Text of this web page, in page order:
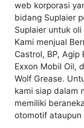
web korporasi
bidang Suplaier
Suplaier untuk
Kami menjual
Castrol, BP, Agip
Exxon Mobil Oil,
Wolf Grease.
kami siap dalam
memiliki
otomotif ataupun